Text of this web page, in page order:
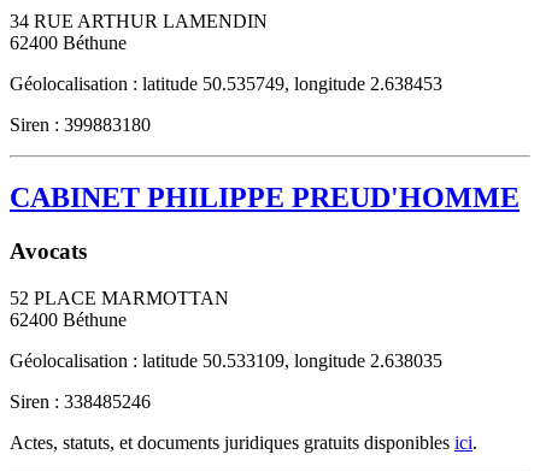
34 RUE ARTHUR LAMENDIN
62400 Béthune
Géolocalisation : latitude 50.535749, longitude 2.638453
Siren : 399883180
CABINET PHILIPPE PREUD'HOMME
Avocats
52 PLACE MARMOTTAN
62400 Béthune
Géolocalisation : latitude 50.533109, longitude 2.638035
Siren : 338485246
Actes, statuts, et documents juridiques gratuits disponibles ici.